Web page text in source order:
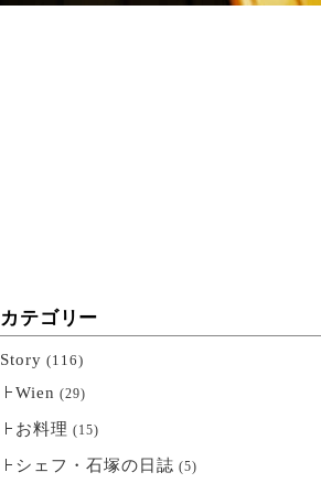
カテゴリー
Story (116)
Wien (29)
お料理 (15)
シェフ・石塚の日誌 (5)